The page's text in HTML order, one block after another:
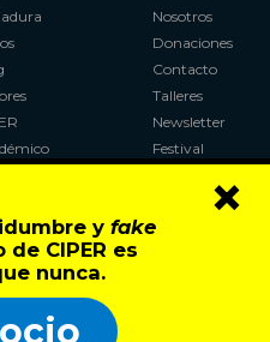
y fake
CIPER es
nunca.
×
Nosotros
Donaciones
Contacto
Talleres
Newsletter
Festival